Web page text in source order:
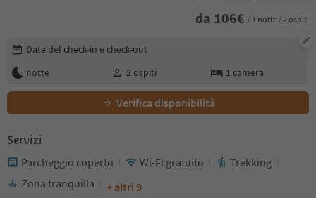
da 106€ / 1 notte / 2 ospiti
Modifica i dettagli della prenotazione
Date del check-in e check-out
notte
2 ospiti 1 camera
Verifica disponibilità
Servizi
Parcheggio coperto Wi-Fi gratuito
Trekking
Zona tranquilla
+ altri 9